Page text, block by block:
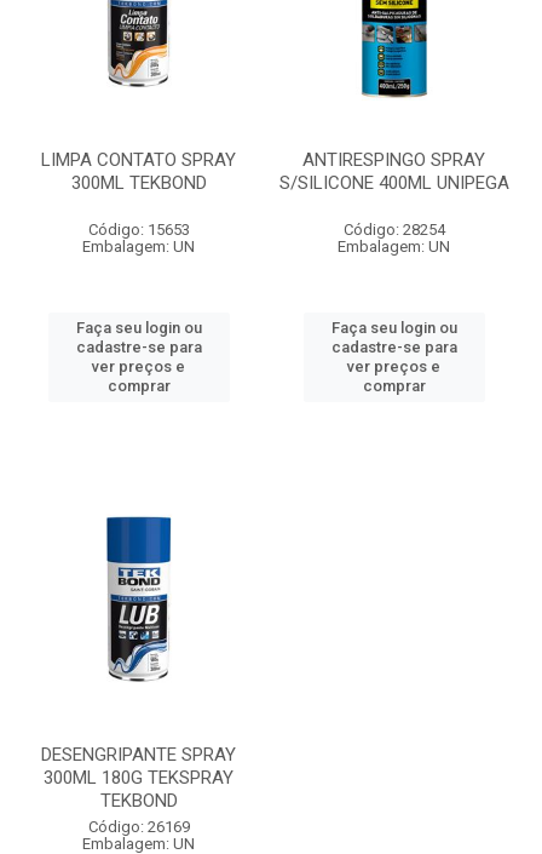
LIMPA CONTATO SPRAY
300ML TEKBOND
Código: 15653
Embalagem: UN
Faça seu login ou
cadastre-se para
ver preços e
comprar
ANTIRESPINGO SPRAY
S/SILICONE 400ML UNIPEGA
Código: 28254
Embalagem: UN
Faça seu login ou
cadastre-se para
ver preços e
comprar
DESENGRIPANTE SPRAY
300ML 180G TEKSPRAY
TEKBOND
Código: 26169
Embalagem: UN